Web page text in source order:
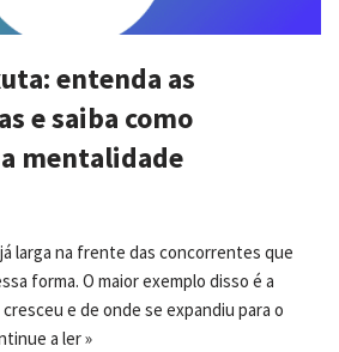
entenda as
e saiba como
mentalidade
larga na frente das concorrentes que
forma. O maior exemplo disso é a
e de onde se expandiu para o
a ler »